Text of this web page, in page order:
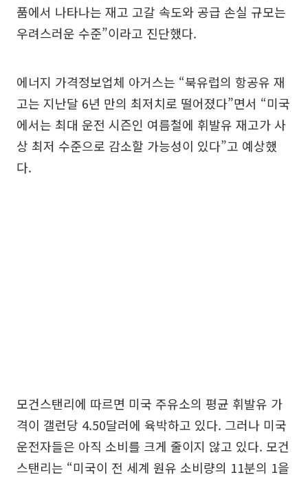
품에서 나타나는 재고 고갈 속도와 공급 손실 규모는
우려스러운 수준”이라고 진단했다.
에너지 가격정보업체 아거스는 “북유럽의 항공유 재
고는 지난달 6년 만의 최저치로 떨어졌다”면서 “미국
에서는 최대 운전 시즌인 여름철에 휘발유 재고가 사
상 최저 수준으로 감소할 가능성이 있다”고 예상했
다.
모건스탠리에 따르면 미국 주유소의 평균 휘발유 가
격이 갤런당 4.50달러에 육박하고 있다. 그러나 미국
운전자들은 아직 소비를 크게 줄이지 않고 있다. 모건
스탠리는 “미국이 전 세계 원유 소비량의 11분의 1을